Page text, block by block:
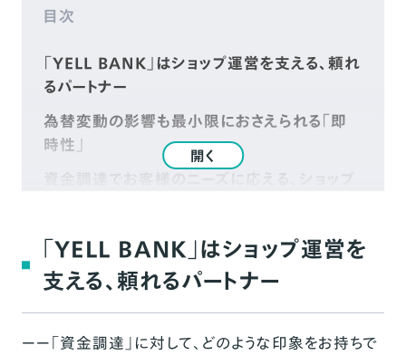
目次
「YELL BANK」はショップ運営を支える、頼れ
るパートナー
為替変動の影響も最小限におさえられる「即
時性」
早めの支払いで、安心運営
サーフィン初心者を応援するショップへ
開く
「YELL BANK」はショップ運営を
支える、頼れるパートナー
ーー「資金調達」に対して、どのような印象をお持ちで